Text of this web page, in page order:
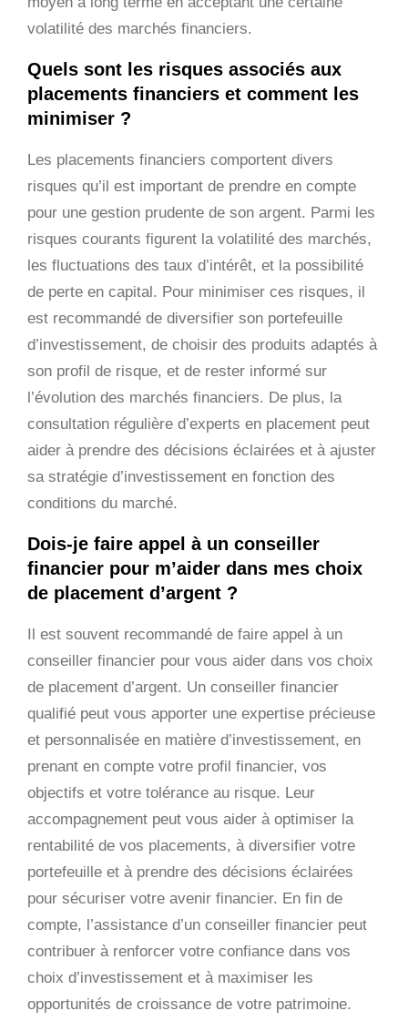
volatilité des marchés financiers.
Quels sont les risques associés aux
placements financiers et comment les
minimiser ?
Les placements financiers comportent divers
risques qu’il est important de prendre en compte
pour une gestion prudente de son argent. Parmi les
risques courants figurent la volatilité des marchés,
les fluctuations des taux d’intérêt, et la possibilité
de perte en capital. Pour minimiser ces risques, il
est recommandé de diversifier son portefeuille
d’investissement, de choisir des produits adaptés à
son profil de risque, et de rester informé sur
l’évolution des marchés financiers. De plus, la
consultation régulière d’experts en placement peut
aider à prendre des décisions éclairées et à ajuster
sa stratégie d’investissement en fonction des
conditions du marché.
Dois-je faire appel à un conseiller
financier pour m’aider dans mes choix
de placement d’argent ?
Il est souvent recommandé de faire appel à un
conseiller financier pour vous aider dans vos choix
de placement d’argent. Un conseiller financier
qualifié peut vous apporter une expertise précieuse
et personnalisée en matière d’investissement, en
prenant en compte votre profil financier, vos
objectifs et votre tolérance au risque. Leur
accompagnement peut vous aider à optimiser la
rentabilité de vos placements, à diversifier votre
portefeuille et à prendre des décisions éclairées
pour sécuriser votre avenir financier. En fin de
compte, l’assistance d’un conseiller financier peut
contribuer à renforcer votre confiance dans vos
choix d’investissement et à maximiser les
opportunités de croissance de votre patrimoine.